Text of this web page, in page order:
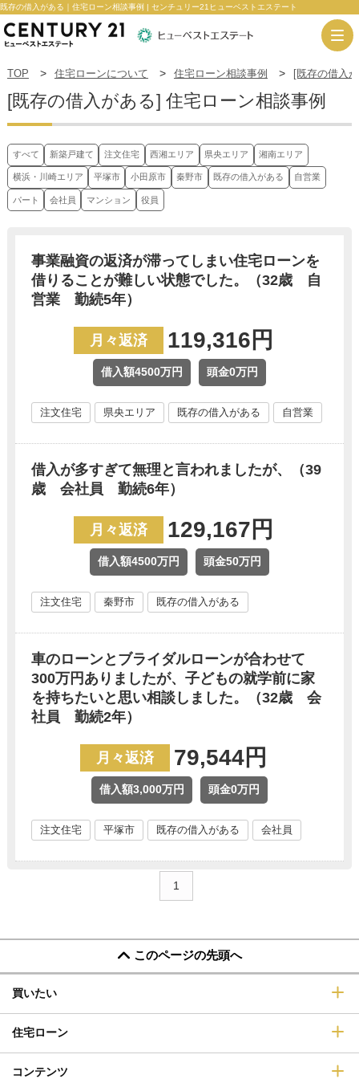
既存の借入がある｜住宅ローン相談事例 | センチュリー21ヒューベストエステート
TOP 住宅ローンについて 住宅ローン相談事例 [既存の借入
[既存の借入がある] 住宅ローン相談事例
すべて 新築戸建て 注文住宅 西湘エリア 県央エリア 湘南エリア
横浜・川崎エリア 平塚市 小田原市 秦野市 既存の借入がある 自営業
パート 会社員 マンション 役員
事業融資の返済が滞ってしまい住宅ローンを
借りることが難しい状態でした。（32歳 自
営業 勤続5年）
月々返済 119,316円
借入額4500万円 頭金0万円
注文住宅 県央エリア 既存の借入がある 自営業
借入が多すぎて無理と言われましたが、（39
歳 会社員 勤続6年）
月々返済 129,167円
借入額4500万円 頭金50万円
注文住宅 秦野市 既存の借入がある
車のローンとブライダルローンが合わせて
300万円ありましたが、子どもの就学前に家
を持ちたいと思い相談しました。（32歳 会
社員 勤続2年）
月々返済 79,544円
借入額3,000万円 頭金0万円
注文住宅 平塚市 既存の借入がある 会社員
1
このページの先頭へ
買いたい
住宅ローン
コンテンツ